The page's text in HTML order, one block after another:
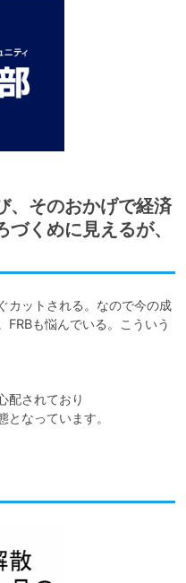
、そのおかげで経済
くめに見えるが、
カットされる。なので今の成
FRBも悩んでいる。こういう
配されており
なっています。